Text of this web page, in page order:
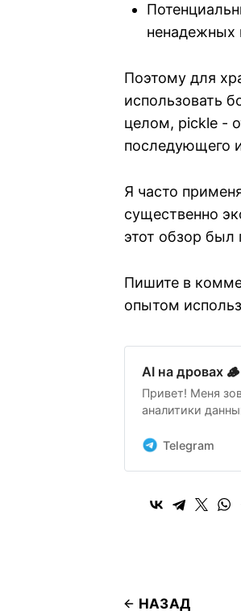
ненадежных
Поэтому для
использовать
целом, pickle -
последующего
Я часто
существенно
этот обзор был
Пишите в
опытом
AI на дровах 🪵
Привет! Меня
аналитики
их путиTelegram
НАЗАД